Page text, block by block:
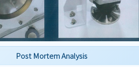
Post Mortem Analysis